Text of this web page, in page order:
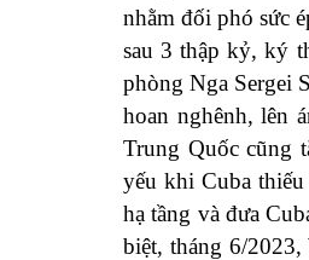
nhằm đối phó sức
sau 3 thập kỷ, ký
phòng Nga Sergei
hoan nghênh, lên
Trung Quốc cũng
yếu khi Cuba
hạ tầng và đưa
biệt, tháng 6/2023,